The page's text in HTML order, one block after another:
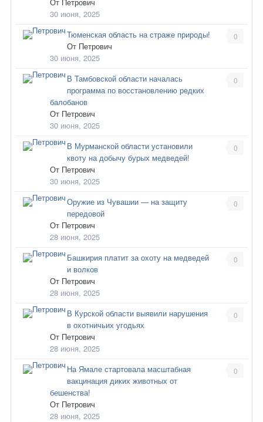
30 июня, 2025
0
Тюменская область на страже природы!
От Петрович
30 июня, 2025
0
В Тамбовской области началась
программа по восстановлению редких
балобанов
От Петрович
30 июня, 2025
0
В Мурманской области установили
квоту на добычу бурых медведей!
От Петрович
30 июня, 2025
0
Оружие из Чувашии — на защиту
передовой
От Петрович
28 июня, 2025
0
Башкирия платит за охоту на медведей
и волков
От Петрович
28 июня, 2025
0
В Курской области выявили нарушения
в охотничьих угодьях
От Петрович
28 июня, 2025
0
На Ямале стартовала масштабная
вакцинация диких животных от
бешенства!
От Петрович
28 июня, 2025